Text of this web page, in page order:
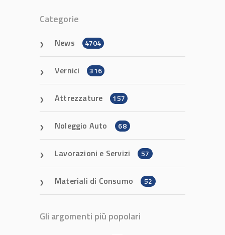
Categorie
News 4704
Vernici 316
Attrezzature 157
Noleggio Auto 68
Lavorazioni e Servizi 57
Materiali di Consumo 52
Gli argomenti più popolari